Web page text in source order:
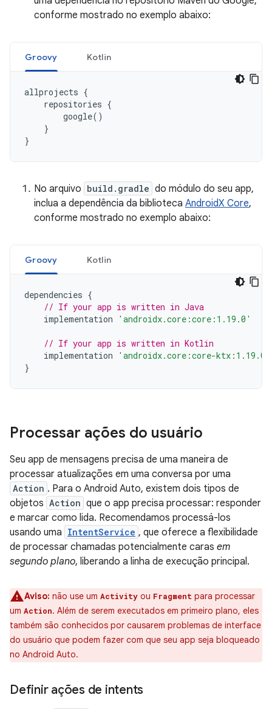
conforme mostrado no exemplo abaixo:
Groovy Kotlin
allprojects {
repositories {
google()
}
}
No arquivo build.gradle do módulo do seu app,
inclua a dependência da biblioteca AndroidX Core,
conforme mostrado no exemplo abaixo:
Groovy Kotlin
dependencies {
// If your app is written in Java
implementation
'androidx.core:core:1.19.0'
// If your app is written in Kotlin
implementation
'androidx.core:core-ktx:1.19.0'
}
Processar ações do usuário
Seu app de mensagens precisa de uma maneira de
processar atualizações em uma conversa por uma
Action . Para o Android Auto, existem dois tipos de
objetos Action que o app precisa processar: responder
e marcar como lida. Recomendamos processá-los
usando uma IntentService , que oferece a flexibilidade
de processar chamadas potencialmente caras em
segundo plano, liberando a linha de execução principal.
Aviso: não use um Activity ou Fragment para processar
um Action. Além de serem executados em primeiro plano, eles
também são conhecidos por causarem problemas de interface
do usuário que podem fazer com que seu app seja bloqueado
no Android Auto.
Definir ações de intents